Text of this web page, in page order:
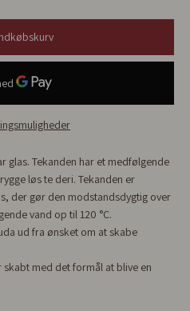
glas. Tekanden har et medfølgende
løs te deri. Tekanden er
der gør den modstandsdygtig over
vand op til 120 °C.
ud fra ønsket om at skabe
med det formål at blive en